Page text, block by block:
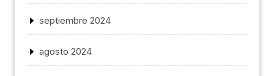
septiembre 2024
agosto 2024